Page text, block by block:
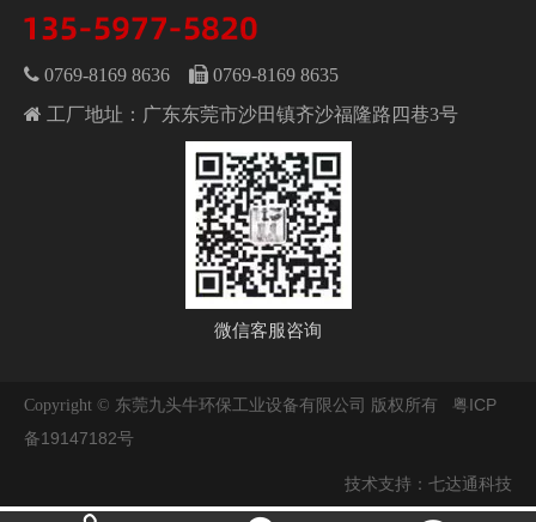
 0769-8169 8636  0769-8169 8635
 工厂地址：广东东莞市沙田镇齐沙福隆路四巷3号
微信客服咨询
Copyright © 东莞九头牛环保工业设备有限公司 版权所有 粤ICP
备19147182号
技术支持： 七达通科技